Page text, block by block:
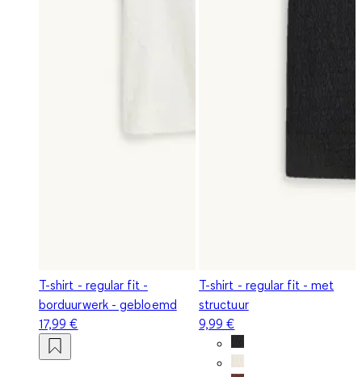
T-shirt - regular fit -
borduurwerk - gebloemd
17,99 €
T-shirt - regular fit - met
structuur
9,99 €